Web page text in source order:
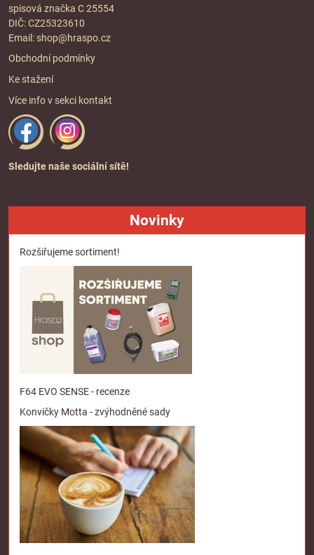
spisová značka C 25554
DIČ: CZ25323610
Email: shop@hraspo.cz
Obchodní podmínky
Ke stažení
Více info v sekci kontakt
Sledujte naše sociální sítě!
Novinky
Rozšiřujeme sortiment!
F64 EVO SENSE - recenze
Konvičky Motta - zvýhodněné sady